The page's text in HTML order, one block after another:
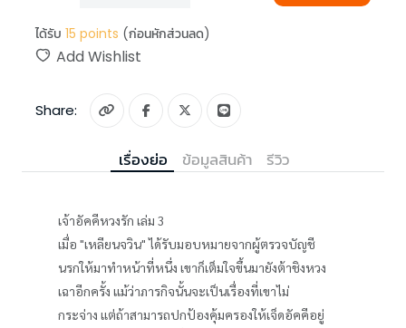
ได้รับ 15 points (ก่อนหักส่วนลด)
Add Wishlist
Share:
เรื่องย่อ ข้อมูลสินค้า รีวิว
เจ้าอัคคีหวงรัก เล่ม 3
เมื่อ "เหลียนจวิน" ได้รับมอบหมายจากผู้ตรวจบัญชี
นรกให้มาทำหน้าที่หนึ่ง เขาก็เต็มใจขึ้นมายังต้าชิงหวง
เฉาอีกครั้ง แม้ว่าภารกิจนั้นจะเป็นเรื่องที่เขาไม่
กระจ่าง แต่ถ้าสามารถปกป้องคุ้มครองให้เจ็ดอัคคีอยู่